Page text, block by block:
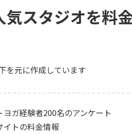
気スタジオを料
を元に作成しています
ヨガ経験者200名のアンケート
イトの料金情報